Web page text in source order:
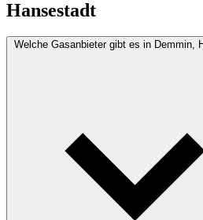
Hansestadt
Welche Gasanbieter gibt es in Demmin,